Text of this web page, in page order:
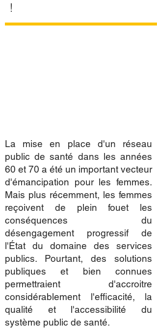
!
La mise en place d'un réseau
public de santé dans les années
60 et 70 a été un important vecteur
d'émancipation pour les femmes.
Mais plus récemment, les femmes
reçoivent de plein fouet les
conséquences du
désengagement progressif de
l'État du domaine des services
publics. Pourtant, des solutions
publiques et bien connues
permettraient d'accroitre
considérablement l'efficacité, la
qualité et l'accessibilité du
système public de santé.